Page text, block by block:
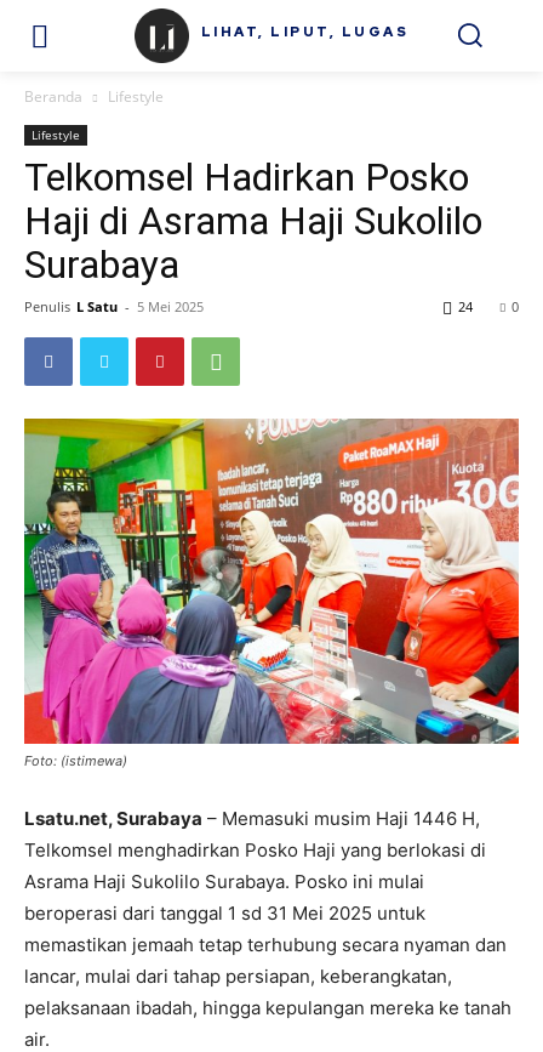
LIHAT, LIPUT, LUGAS
Beranda Lifestyle
Lifestyle
Telkomsel Hadirkan Posko
Haji di Asrama Haji Sukolilo
Surabaya
Penulis L Satu - 5 Mei 2025 0
24
Foto: (istimewa)
Lsatu.net, Surabaya – Memasuki musim Haji 1446 H,
Telkomsel menghadirkan Posko Haji yang berlokasi di
Asrama Haji Sukolilo Surabaya. Posko ini mulai
beroperasi dari tanggal 1 sd 31 Mei 2025 untuk
memastikan jemaah tetap terhubung secara nyaman dan
lancar, mulai dari tahap persiapan, keberangkatan,
pelaksanaan ibadah, hingga kepulangan mereka ke tanah
air.